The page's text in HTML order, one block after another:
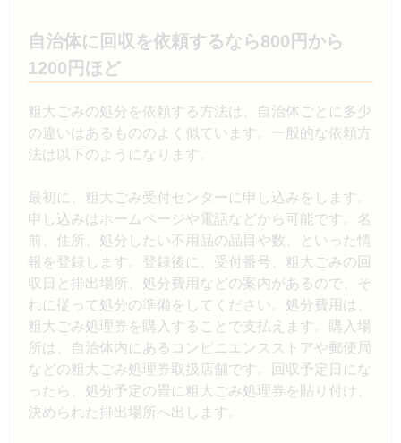
自治体に回収を依頼するなら800円から
1200円ほど
粗大ごみの処分を依頼する方法は、自治体ごとに多少
の違いはあるもののよく似ています。一般的な依頼方
法は以下のようになります。
最初に、粗大ごみ受付センターに申し込みをします。
申し込みはホームページや電話などから可能です。名
前、住所、処分したい不用品の品目や数、といった情
報を登録します。登録後に、受付番号、粗大ごみの回
収日と排出場所、処分費用などの案内があるので、そ
れに従って処分の準備をしてください。処分費用は、
粗大ごみ処理券を購入することで支払えます。購入場
所は、自治体内にあるコンビニエンスストアや郵便局
などの粗大ごみ処理券取扱店舗です。回収予定日にな
ったら、処分予定の畳に粗大ごみ処理券を貼り付け、
決められた排出場所へ出します。